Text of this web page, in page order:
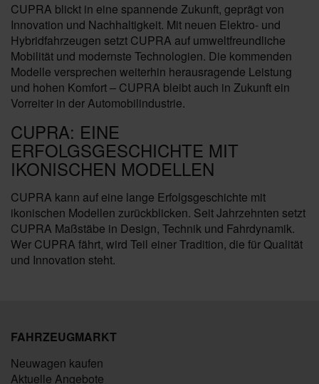
CUPRA blickt in eine spannende Zukunft, geprägt von
Innovation und Nachhaltigkeit. Mit neuen Elektro- und
Hybridfahrzeugen setzt CUPRA auf umweltfreundliche
Mobilität und modernste Technologien. Die kommenden
Modelle versprechen weiterhin herausragende Leistung
und hohen Komfort – CUPRA bleibt auch in Zukunft ein
Vorreiter in der Automobilindustrie.
CUPRA: EINE
ERFOLGSGESCHICHTE MIT
IKONISCHEN MODELLEN
CUPRA kann auf eine lange Erfolgsgeschichte mit
ikonischen Modellen zurückblicken. Seit Jahrzehnten setzt
CUPRA Maßstäbe in Design, Technik und Fahrdynamik.
Wer CUPRA fährt, wird Teil einer Tradition, die für Qualität
und Innovation steht.
FAHRZEUGMARKT
Neuwagen kaufen
Aktuelle Angebote